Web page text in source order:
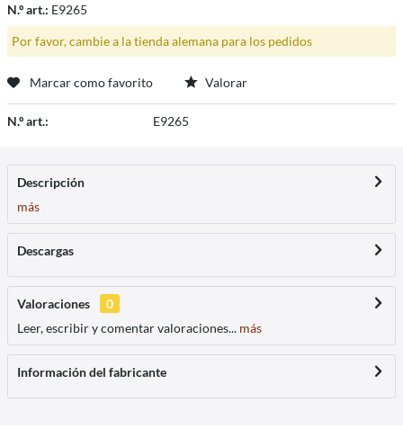
N.º art.: E9265
Por favor, cambie a la tienda alemana para los pedidos
Marcar como favorito Valorar
N.º art.: E9265
Descripción
más
Descargas
Valoraciones
0
Leer, escribir y comentar valoraciones... más
Información del fabricante